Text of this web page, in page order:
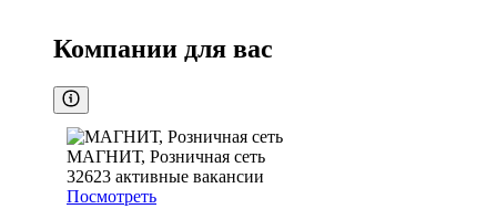
Компании для вас
МАГНИТ, Розничная сеть
32623 активные вакансии
Посмотреть